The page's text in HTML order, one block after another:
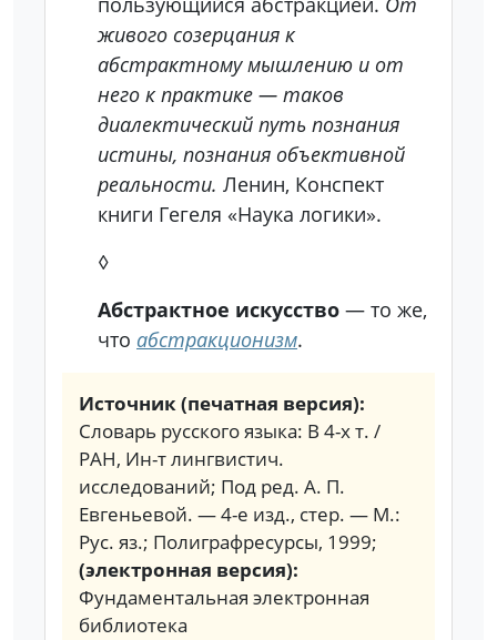
живого созерцания к
абстрактному мышлению и от
него к практике — таков
диалектический путь познания
истины, познания объективной
реальности. Ленин, Конспект
книги Гегеля «Наука логики».
◊
Абстрактное искусство — то же,
что абстракционизм.
Источник (печатная версия):
Словарь русского языка: В 4-х т. /
РАН, Ин-т лингвистич.
исследований; Под ред. А. П.
Евгеньевой. — 4-е изд., стер. — М.:
Рус. яз.; Полиграфресурсы, 1999;
(электронная версия):
Фундаментальная электронная
библиотека